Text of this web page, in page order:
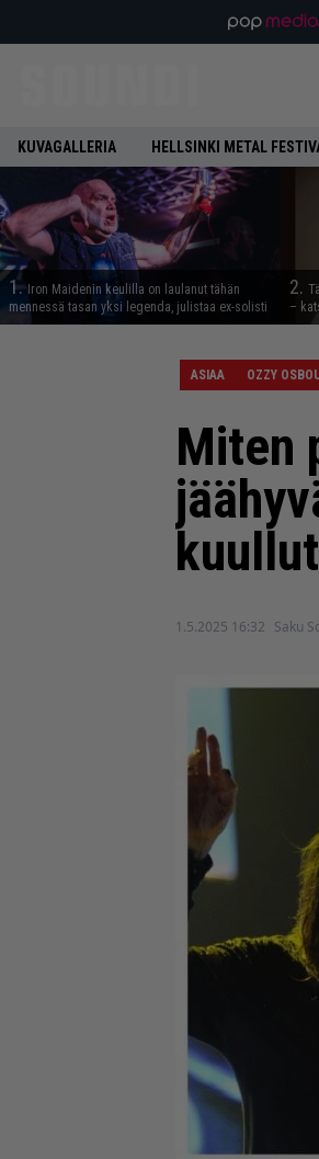
KUVAGALLERIA HELLSINKI METAL
1. Iron Maidenin keulilla on laulanut tähän
mennessä tasan yksi legenda, julistaa ex-solisti
2.
–
ASIAA OZZY
Miten
kuullut
1.5.2025 16:32 Saku